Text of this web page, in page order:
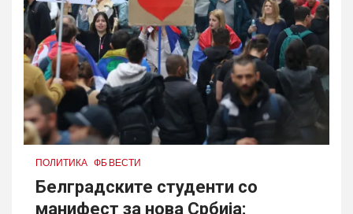
ПОЛИТИКА ФБ ВЕСТИ
Белградските студенти со
манифест за нова Србија: